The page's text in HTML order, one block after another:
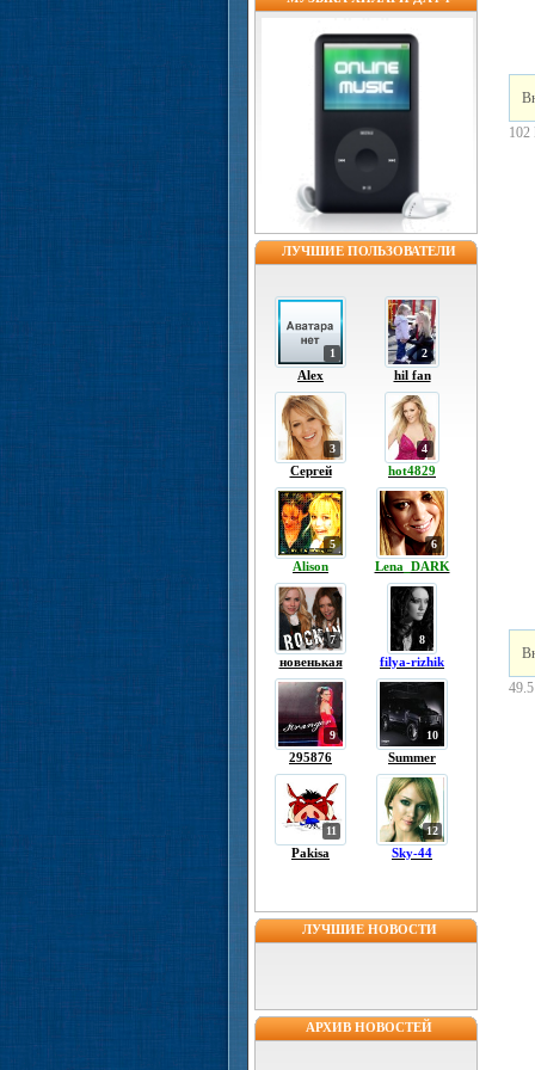
ЛУЧШИЕ ПОЛЬЗОВАТЕЛИ
1
Alex
2
hil fan
3
Сергей
4
hot4829
5
Alison
6
Lena_DARK
7
новенькая
8
filya-rizhik
9
295876
10
Summer
11
Pakisa
12
Sky-44
ЛУЧШИЕ НОВОСТИ
АРХИВ НОВОСТЕЙ